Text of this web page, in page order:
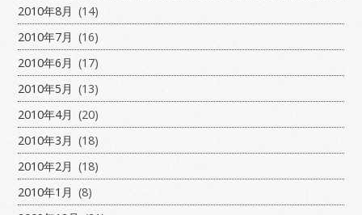
2010年8月 (14)
2010年7月 (16)
2010年6月 (17)
2010年5月 (13)
2010年4月 (20)
2010年3月 (18)
2010年2月 (18)
2010年1月 (8)